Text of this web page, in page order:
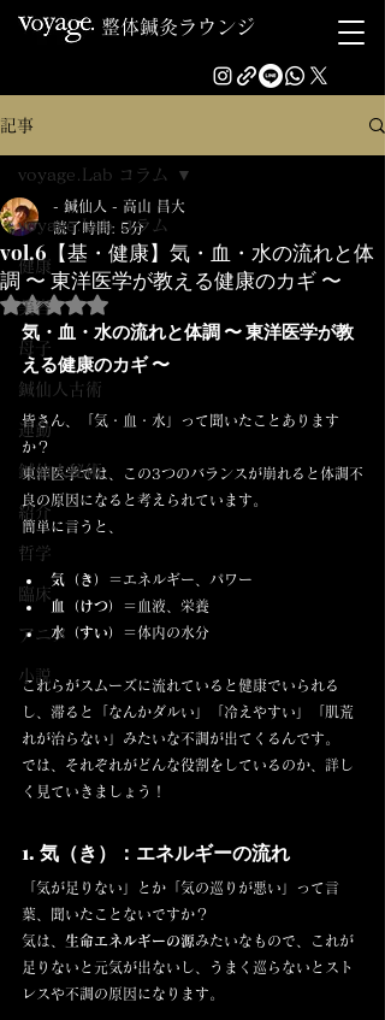
整体鍼灸ラウンジ
記事
voyage.Lab コラム
健康
美容
母子
鍼仙人古術
運動
鍼仙人秘術
紹介
哲学
臨床
アニメ
小説
voyage.Lab コラム
vol.6【基・健康】気・血・水の流れと体
調 〜 東洋医学が教える健康のカギ 〜
- 鍼仙人 - 高山 昌大
読了時間: 5分
5つ星のうちNaNと評価されています。
気・血・水の流れと体調 〜 東洋医学が教
える健康のカギ 〜
皆さん、「気・血・水」って聞いたことあります
か？
東洋医学では、この3つのバランスが崩れると体調不
良の原因になると考えられています。
簡単に言うと、
気（き） ＝エネルギー、パワー
血（けつ） ＝血液、栄養
水（すい） ＝体内の水分
これらがスムーズに流れていると健康でいられる
し、滞ると「なんかダルい」「冷えやすい」「肌荒
れが治らない」みたいな不調が出てくるんです。
では、それぞれがどんな役割をしているのか、詳し
く見ていきましょう！
1. 気（き）：エネルギーの流れ
「気が足りない」とか「気の巡りが悪い」って言
葉、聞いたことないですか？
気は、 生命エネルギーの源みたいなもので、これが
足りないと元気が出ないし、うまく巡らないとスト
レスや不調の原因になります。